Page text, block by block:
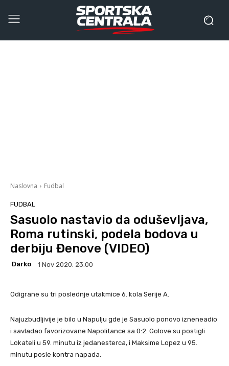
Naslovna Fudbal
FUDBAL
Sasuolo nastavio da oduševljava,
Roma rutinski, podela bodova u
derbiju Đenove (VIDEO)
Darko 1 Nov 2020. 23:00
Odigrane su tri poslednje utakmice 6. kola Serije A.
Najuzbudljivije je bilo u Napulju gde je Sasuolo ponovo izneneadio
i savladao favorizovane Napolitance sa 0:2. Golove su postigli
Lokateli u 59. minutu iz jedanesterca, i Maksime Lopez u 95.
minutu posle kontra napada.